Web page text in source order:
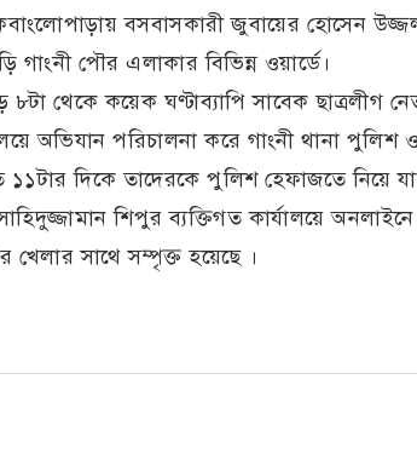
বসবাসকারী জুবায়ের হোসেন
গাংনী পৌর এলাকার বিভিন্ন ওয়ার্ডে।
থেকে কয়েক ঘণ্টাব্যাপি সাবেক ছাত্রলীগ
অভিযান পরিচালনা করে গাংনী থানা
দিকে তাদেরকে পুলিশ হেফাজতে নিয়ে
শিপুর ব্যক্তিগত কার্যালয়ে
সাথে সম্পৃক্ত হয়েছে ।